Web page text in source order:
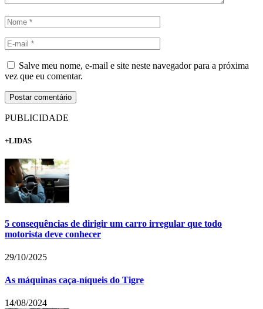
Salve meu nome, e-mail e site neste navegador para a próxima
vez que eu comentar.
PUBLICIDADE
+LIDAS
5 consequências de dirigir um carro irregular que todo
motorista deve conhecer
29/10/2025
As máquinas caça-níqueis do Tigre
14/08/2024